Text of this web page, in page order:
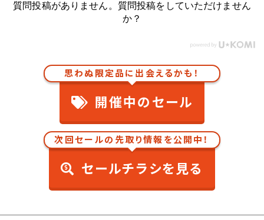
質問投稿がありません。質問投稿をしていただけません
か？
思わぬ限定品に出会えるかも！
開催中のセール
次回セールの先取り情報を公開中！
セールチラシを見る